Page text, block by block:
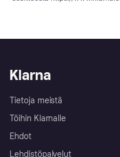
Klarna
Tietoja meistä
Töihin Klarnalle
Ehdot
Lehdistöpalvelut